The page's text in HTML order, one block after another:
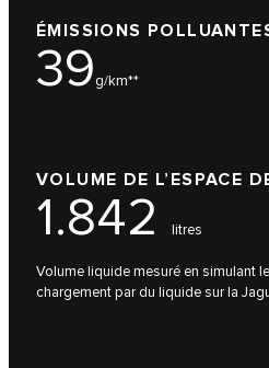
ÉMISSIONS
39g/km**
VOLUME DE L’ESPACE
1.842 litres
Volume liquide mesuré en simulant
chargement par du liquide sur la